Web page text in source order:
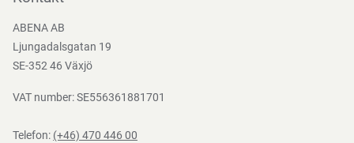
Nedladdningar
ABENA AB
Ljungadalsgatan 19
SE-352 46 Växjö
VAT number: SE556361881701
Telefon: (+46) 470 446 00